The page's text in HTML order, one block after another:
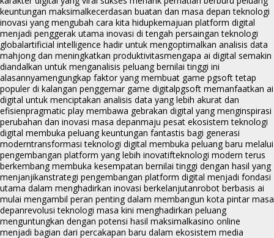
keuntungan maksimalkecerdasan buatan dan masa depan teknologi
inovasi yang mengubah cara kita hidupkemajuan platform digital
menjadi penggerak utama inovasi di tengah persaingan teknologi
globalartificial intelligence hadir untuk mengoptimalkan analisis data
mahjong dan meningkatkan produktivitasmengapa ai digital semakin
diandalkan untuk menganalisis peluang bernilai tinggi ini
alasannyamengungkap faktor yang membuat game pgsoft tetap
populer di kalangan penggemar game digitalpgsoft memanfaatkan ai
digital untuk menciptakan analisis data yang lebih akurat dan
efisienpragmatic play membawa gebrakan digital yang menginspirasi
perubahan dan inovasi masa depanmaju pesat ekosistem teknologi
digital membuka peluang keuntungan fantastis bagi generasi
moderntransformasi teknologi digital membuka peluang baru melalui
pengembangan platform yang lebih inovatifteknologi modern terus
berkembang membuka kesempatan bernilai tinggi dengan hasil yang
menjanjikanstrategi pengembangan platform digital menjadi fondasi
utama dalam menghadirkan inovasi berkelanjutanrobot berbasis ai
mulai mengambil peran penting dalam membangun kota pintar masa
depanrevolusi teknologi masa kini menghadirkan peluang
menguntungkan dengan potensi hasil maksimalkasino online
menjadi bagian dari percakapan baru dalam ekosistem media